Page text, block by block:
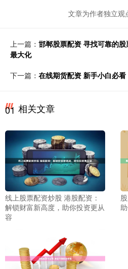
文章为作者独立观
上一篇： 邯郸股票配资 寻找可靠的
最大化
下一篇： 在线期货配资 新手小白必
01 相关文章
线上股票配资炒股 港股配资：
解锁财富新高度，助你投资更从
容